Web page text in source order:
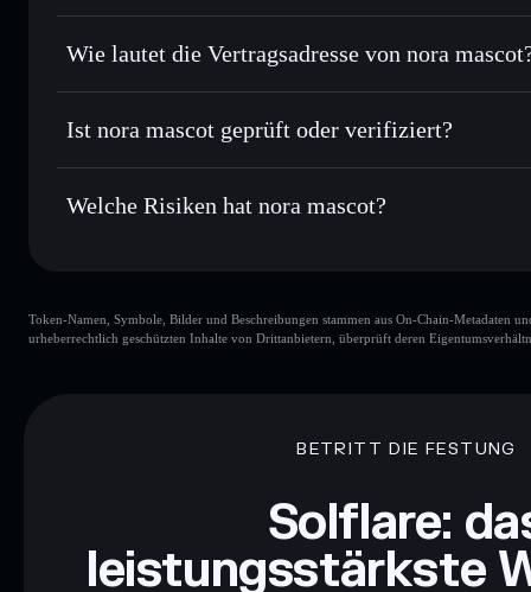
Privat senden– übertrage NORA, ohne Wallets
Privacy Aggregators
kontrollierst
nora mascot
Privacy Aggregator
Wie lautet die Vertragsadresse von nora
nora mascot
Wallet
NORA
Ist nora mascot geprüft oder verifiziert?
nora mascot derzeit nicht
Welche Risiken hat nora mascot?
nora mascot
Token-Namen, Symbole, Bilder und Beschreibungen stammen aus On-Chain-Metadaten
urheberrechtlich geschützten Inhalte von Drittanbietern, überprüft deren
BETRITT DIE FESTUNG
Solflare:
leistungsstärkste